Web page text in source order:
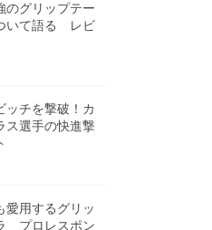
のグリップテー
いて語る レビ
ッチを撃破！カ
ス選手の快進撃
愛用するグリッ
プロレスポン